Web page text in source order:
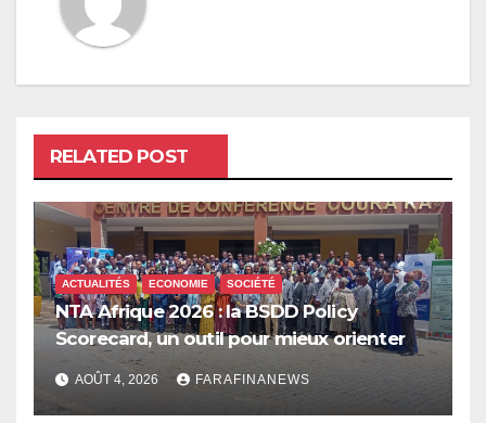
RELATED POST
ACTUALITÉS ECONOMIE SOCIÉTÉ
NTA Afrique 2026 : la BSDD Policy
Scorecard, un outil pour mieux orienter
les dépenses publiques
AOÛT 4, 2026 FARAFINANEWS